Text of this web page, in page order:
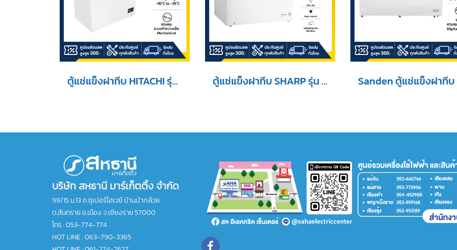
ตู้แช่แข็งฝาทึบ HITACHI รุ่น F-C200TH2 ขนาด 7 Q ตู้แช่แข็งฝาทึบ SHARP รุ่น SJ-CX300T-Wขนาด 10 คิว สีขาว
บริษัท สหธานี มาร์เก็ตติ้ง จำกัด
99/15 ม.13 ถ.ซุเปอร์ไฮเวย์ บ้านป่ากล้วย
ต.สันทราย อ.เมือง จ.เชียงราย 57000
โทร :053-774-774
HOT LINE : 063-790-3365